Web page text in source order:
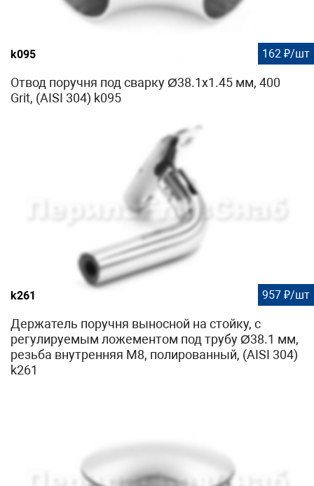
k095 162 ₽/шт
Отвод поручня под сварку Ø38.1х1.45 мм, 400
Grit, (AISI 304) k095
k261 957 ₽/шт
Держатель поручня выносной на стойку, с
регулируемым ложементом под трубу Ø38.1 мм,
резьба внутренняя М8, полированный, (AISI 304)
k261